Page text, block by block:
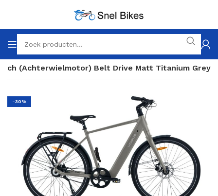
(Achterwielmotor) Belt Drive Matt Titanium Grey
-30%